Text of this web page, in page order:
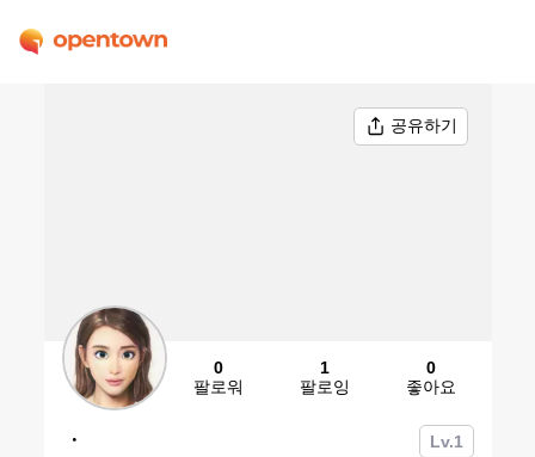
공유하기
0
팔로워
1
팔로잉
0
좋아요
ㆍ Lv.1